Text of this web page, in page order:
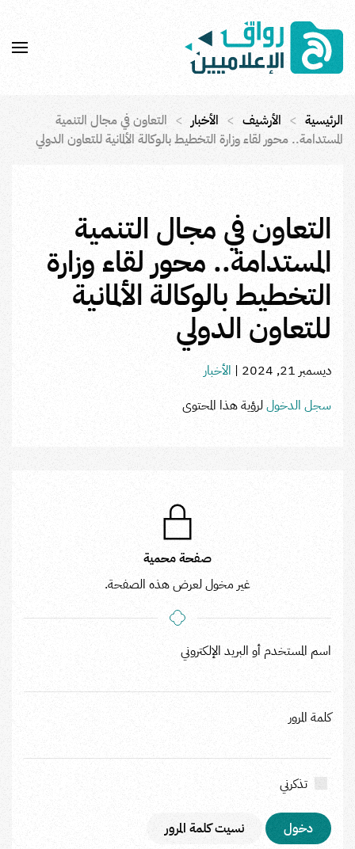
Skip to main content
الرئيسية الأرشيف الأخبار
التعاون في مجال التنمية
المستدامة.. محور لقاء وزارة التخطيط بالوكالة الألمانية للتعاون الدولي
التعاون في مجال التنمية
المستدامة.. محور لقاء وزارة
التخطيط بالوكالة الألمانية
للتعاون الدولي
ديسمبر 21, 2024 | الأخبار
سجل الدخوللرؤية هذا المحتوى
صفحة محمية
غير مخول لعرض هذه الصفحة.
اسم المستخدم أو البريد الإلكتروني
كلمة المرور
تذكرني
نسيت كلمة المرور